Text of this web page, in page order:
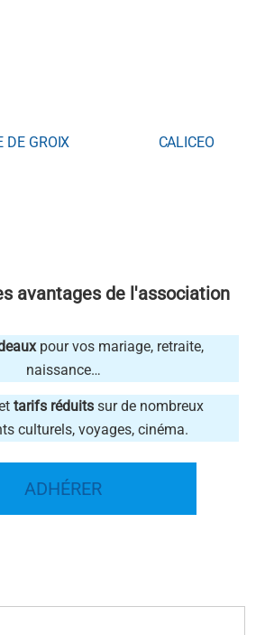
DE GROIX CALICEO
avantages de l'association
pour vos mariage, retraite,
naissance…
tarifs réduitssur de nombreux
culturels, voyages, cinéma.
ADHÉRER